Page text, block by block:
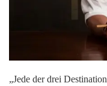
„Jede der drei